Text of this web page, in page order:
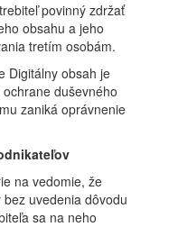
povinný zdržať
obsahu a jeho
tretím osobám.
Digitálny obsah je
duševného
zaniká oprávnenie
na vedomie, že
uvedenia dôvodu
sa na neho